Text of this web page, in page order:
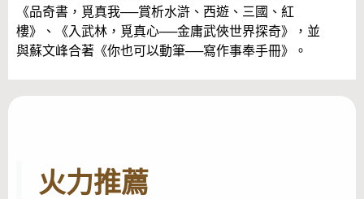
《品奇書，覓真我──賞析水滸、西遊、三國、紅
樓》、《入武林，覓真心──金庸武俠世界探奇》，並
與蘇文峰合著《你也可以動筆──寫作事奉手冊》。
火力推薦